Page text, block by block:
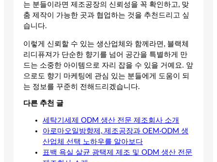
는 분들이라면 제조공장의 신뢰성을 꼭 확인하고, 맞
춤 제작이 가능한 곳과 협업하는 것을 추천드리고 싶
습니다.
이렇게 신뢰할 수 있는 생산업체와 함께라면, 블랙체
리디퓨져가 단순한 향기를 넘어 공간을 특별하게 만
드는 소중한 아이템으로 자리 잡을 수 있을 거예요. 앞
으로도 향기 마케팅에 관심 있는 분들에게 도움이 되
는 정보를 꾸준히 전해드리겠습니다.
다른 추천 글
세탁기세제 ODM 생산 전문 제조회사 소개
아로마오일방향제, 제조공장과 OEM·ODM 생
산업체 선택 노하우를 알아보다
표백 욕실 살균 광택제 제조 및 ODM 생산 전문